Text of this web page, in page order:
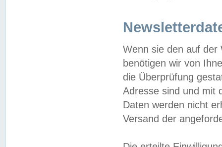
Wenn sie den auf der
benötigen wir von
die Überprüfung
Adresse sind und mit
Daten werden nicht
Versand der